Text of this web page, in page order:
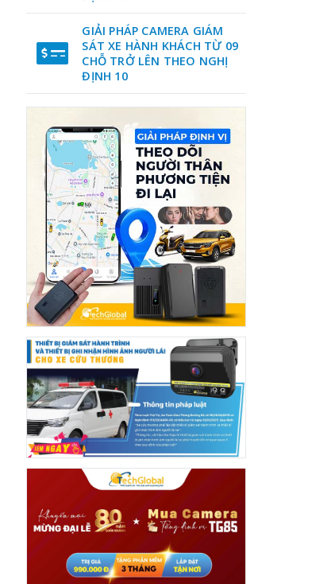
GIẢI PHÁP CAMERA GIÁM
SÁT XE HÀNH KHÁCH TỪ 09
CHỖ TRỞ LÊN THEO NGHỊ
ĐỊNH 10